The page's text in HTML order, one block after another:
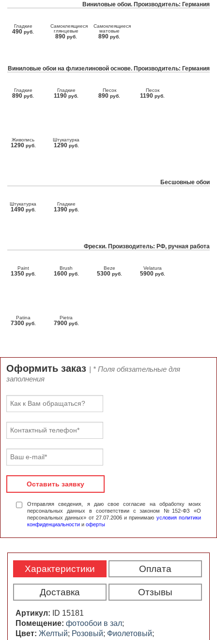
Виниловые обои. Производитель: Германия
Гладкие
490 руб.
Самоклеящиеся
глянцевые
890 руб.
Самоклеящиеся
матовые
890 руб.
Виниловые обои на флизелиновой основе. Производитель: Германия
Гладкие
890 руб.
Гладкие
1190 руб.
Песок
890 руб.
Песок
1190 руб.
Живопись
1290 руб.
Штукатурка
1290 руб.
Бесшовные обои
Штукатурка
1490 руб.
Гладкие
1390 руб.
Фрески. Производитель: РФ, ручная работа
Paint
1350 руб.
Brush
1600 руб.
Beze
5300 руб.
Velatura
5900 руб.
Patina
7300 руб.
Pietra
7900 руб.
Оформить заказ | * Поля обязательные для
заполнения
Оставить заявку
Отправляя сведения, я даю свое согласие на обработку моих
персональных данных в соответствии с законом №152-ФЗ «О
персональных данных» от 27.07.2006 и принимаю условия политики
конфиденциальности и оферты
Характеристики Оплата
Доставка Отзывы
Артикул:
ID 15181
Помещение: фотообои в зал;
Цвет: Желтый; Розовый; Фиолетовый;